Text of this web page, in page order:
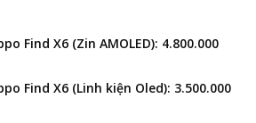
Find X6 (Zin AMOLED): 4.800.000
Find X6 (Linh kiện Oled): 3.500.000